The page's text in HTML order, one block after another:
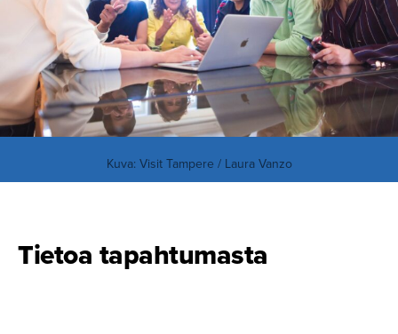
Kuva: Visit Tampere / Laura Vanzo
Tietoa tapahtumasta